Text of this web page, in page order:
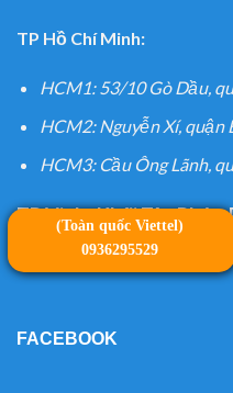
TP Hồ Chí Minh:
HCM1: 53/10 Gò Dầu,
HCM2: Nguyễn Xí, quận
HCM3: Cầu Ông Lãnh,
TP Vinh:Khối Tân Phúc,
FACEBOOK
(Toàn quốc Viettel)
0936295529